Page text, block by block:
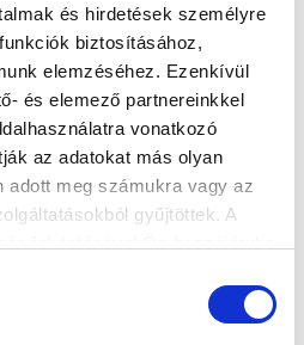
és hirdetések személyre
biztosításához,
elemzéséhez. Ezenkívül
és elemező partnereinkkel
vonatkozó
az adatokat más olyan
adott meg számukra vagy az
gyűjtöttek. A